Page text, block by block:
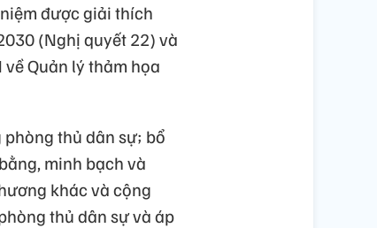
được giải thích
(Nghị quyết 22) và
Quản lý thảm họa
thủ dân sự; bổ
minh bạch và
khác và cộng
thủ dân sự và áp